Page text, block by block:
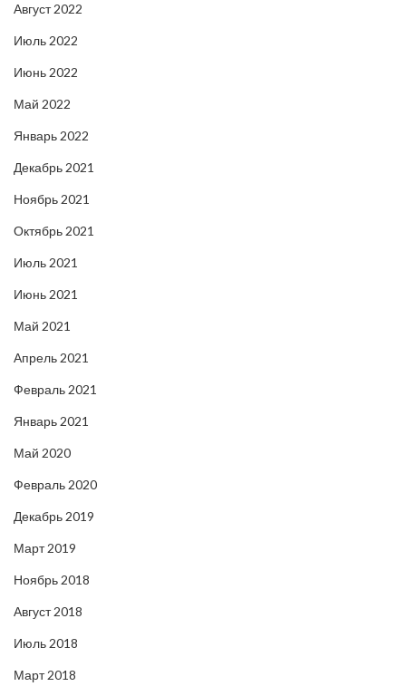
Август 2022
Июль 2022
Июнь 2022
Май 2022
Январь 2022
Декабрь 2021
Ноябрь 2021
Октябрь 2021
Июль 2021
Июнь 2021
Май 2021
Апрель 2021
Февраль 2021
Январь 2021
Май 2020
Февраль 2020
Декабрь 2019
Март 2019
Ноябрь 2018
Август 2018
Июль 2018
Март 2018